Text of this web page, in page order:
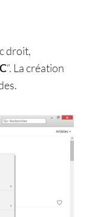
droit,
“. La création